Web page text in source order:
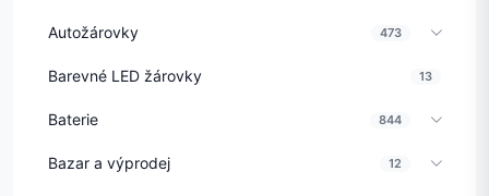
Autožárovky 473
Barevné LED žárovky 13
Baterie 844
Bazar a výprodej 12